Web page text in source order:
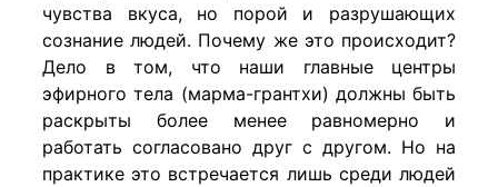
чувства вкуса, но порой и разрушающих
сознание людей. Почему же это происходит?
Дело в том, что наши главные центры
эфирного тела (марма-грантхи) должны быть
раскрыты более менее равномерно и
работать согласовано друг с другом. Но на
практике это встречается лишь среди людей